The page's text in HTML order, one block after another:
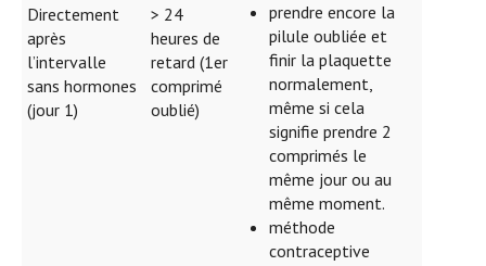
Directement
après
l’intervalle
sans hormones
(jour 1)
> 24
heures de
retard (1er
comprimé
oublié)
prendre encore la
pilule oubliée et
finir la plaquette
normalement,
même si cela
signifie prendre 2
comprimés le
même jour ou au
même moment.
méthode
contraceptive